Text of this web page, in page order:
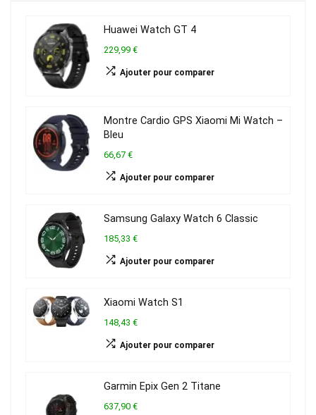
Huawei Watch GT 4
229,99 €
Ajouter pour comparer
Montre Cardio GPS Xiaomi Mi Watch –
Bleu
66,67 €
Ajouter pour comparer
Samsung Galaxy Watch 6 Classic
185,33 €
Ajouter pour comparer
Xiaomi Watch S1
148,43 €
Ajouter pour comparer
Garmin Epix Gen 2 Titane
637,90 €